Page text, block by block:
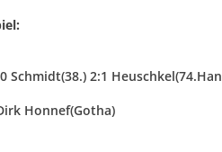
Schmidt(38.) 2:1
Honnef(Gotha)